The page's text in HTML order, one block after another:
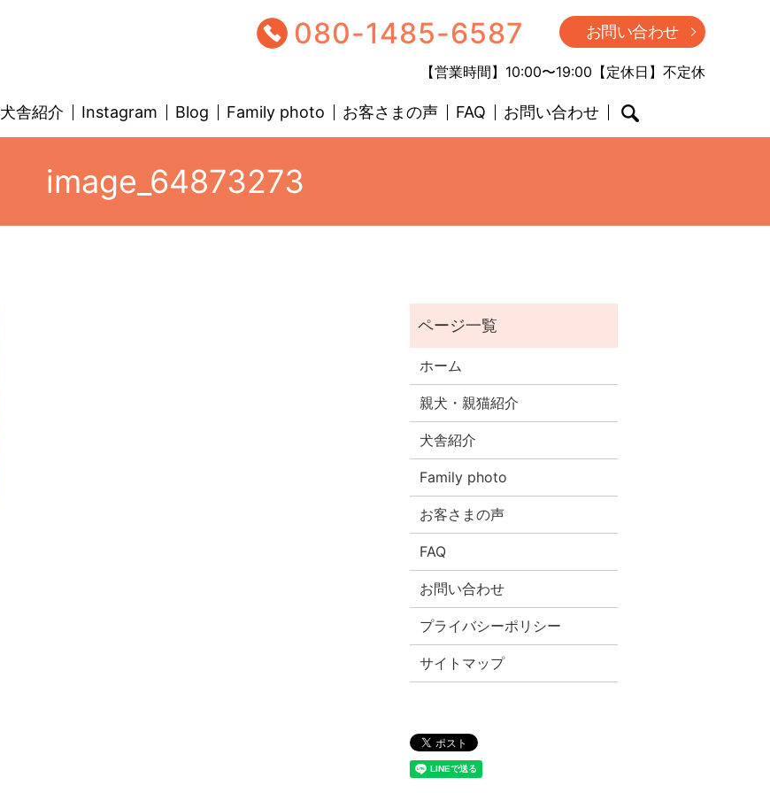
080-1485-6587 お問い合わせ
【営業時間】10:00〜19:00【定休日】不定休
犬舎紹介 Instagram Blog Family photo お客さまの声 FAQ お問い合わせ
image_64873273
ホーム
親犬・親猫紹介
犬舎紹介
Family photo
お客さまの声
FAQ
お問い合わせ
プライバシーポリシー
サイトマップ